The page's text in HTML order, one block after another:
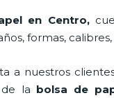
en Centro,
formas,
a nuestros
la bolsa de